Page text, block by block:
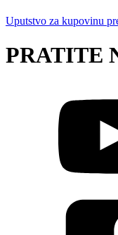
Uputstvo za kupovinu
PRATITE